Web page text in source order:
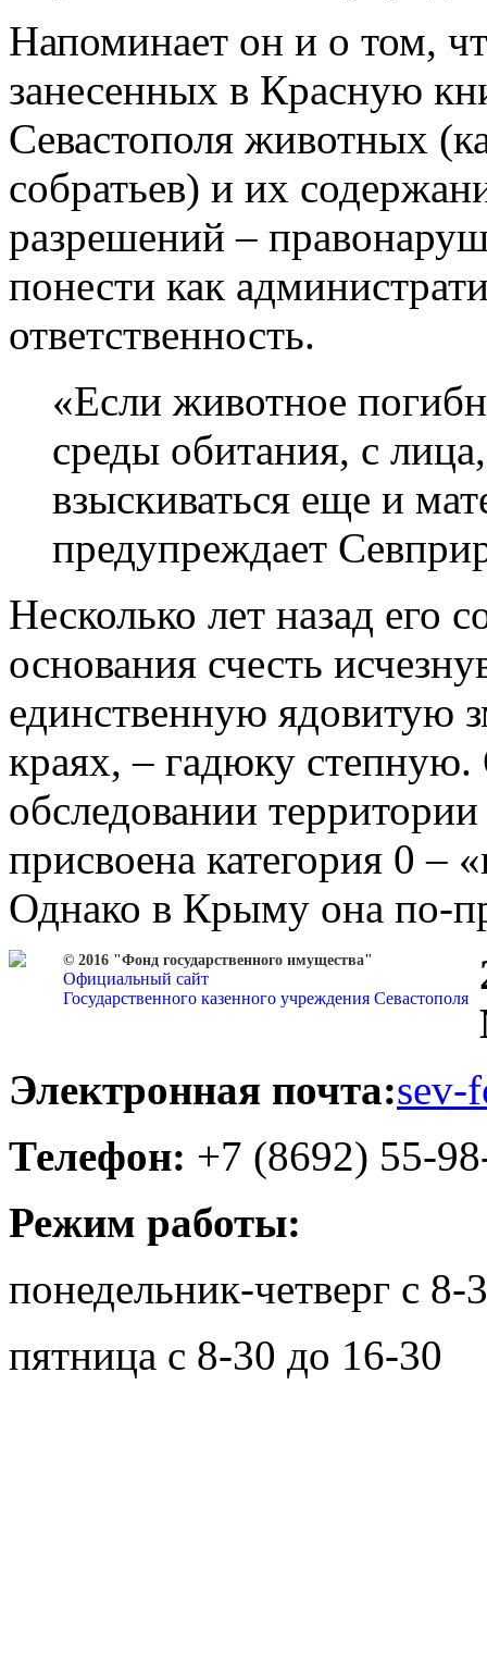
Напоминает он и о том,
занесенных в Красную
Севастополя животных
собратьев) и их
разрешений –
понести как
ответственность.
«Если животное
среды обитания, с
взыскиваться еще и
предупреждает
Несколько лет назад его
основания счесть
единственную ядовитую
краях, – гадюку
обследовании
присвоена категория 0 –
Однако в Крыму она по-
© 2016 "Фонд государственного имущества"
Официальный сайт
Государственного казенного учреждения Севастополя
Электронная почта:sev-
Телефон: +7 (8692) 55-
Режим работы:
понедельник-четверг с
пятница с 8-30 до 16-30